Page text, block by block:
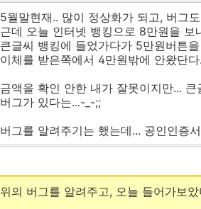
5월말현재.. 많이 정상화가 되고, 버그
근데 오늘 인터넷 뱅킹으로 8만원을 보
큰글씨 뱅킹에 들었가다가 5만원버튼
이체를 받은쪽에서 4만원밖에 안왔단
금액을 확인 안한 내가 잘못이지만...
버그가 있다는...-_-;;
버그를 알려주기는 했는데... 공인인증
위의 버그를 알려주고, 오늘 들어가보